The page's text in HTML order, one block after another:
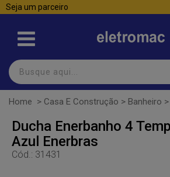
Seja um parceiro
Home > Casa E Construção > Banheiro >
Ducha Enerbanho 4
Azul Enerbras
Cód.: 31431